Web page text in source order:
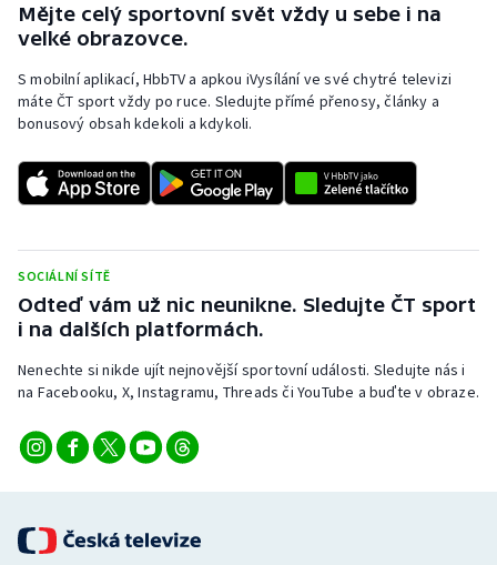
Mějte celý sportovní svět vždy u sebe i na
velké obrazovce.
S mobilní aplikací, HbbTV a apkou iVysílání ve své chytré televizi
máte ČT sport vždy po ruce. Sledujte přímé přenosy, články a
bonusový obsah kdekoli a kdykoli.
SOCIÁLNÍ SÍTĚ
Odteď vám už nic neunikne. Sledujte ČT sport
i na dalších platformách.
Nenechte si nikde ujít nejnovější sportovní události. Sledujte nás i
na Facebooku, X, Instagramu, Threads či YouTube a buďte v obraze.